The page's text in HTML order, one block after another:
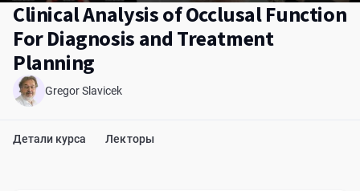
Clinical Analysis of Occlusal Function
For Diagnosis and Treatment
Planning
Gregor Slavicek
Детали курса Лекторы